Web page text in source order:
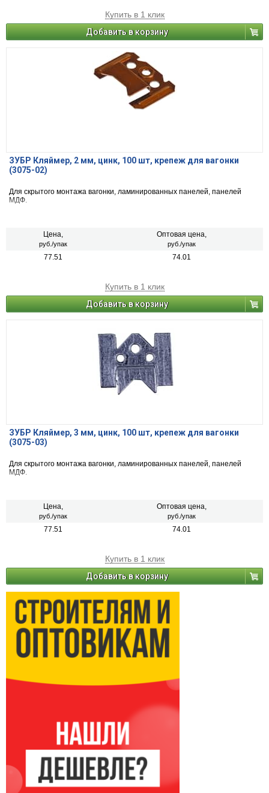
Купить в 1 клик
Добавить в корзину
ЗУБР Кляймер, 2 мм, цинк, 100 шт, крепеж для вагонки
(3075-02)
Для скрытого монтажа вагонки, ламинированных панелей, панелей
МДФ.
Цена,
руб./упак
Оптовая цена,
руб./упак
77.51 74.01
Купить в 1 клик
Добавить в корзину
ЗУБР Кляймер, 3 мм, цинк, 100 шт, крепеж для вагонки
(3075-03)
Для скрытого монтажа вагонки, ламинированных панелей, панелей
МДФ.
Цена,
руб./упак
Оптовая цена,
руб./упак
77.51 74.01
Купить в 1 клик
Добавить в корзину